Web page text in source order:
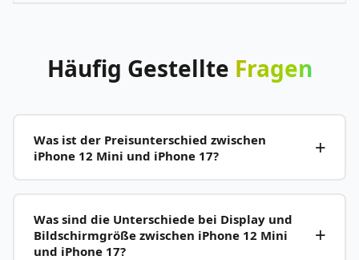
Häufig Gestellte Fragen
Was ist der Preisunterschied zwischen
iPhone 12 Mini und iPhone 17?
Was sind die Unterschiede bei Display und
Bildschirmgröße zwischen iPhone 12 Mini
und iPhone 17?